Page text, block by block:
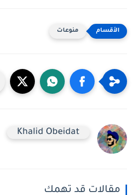
منوعات
Khalid Obeidat
مقالات قد تهمك